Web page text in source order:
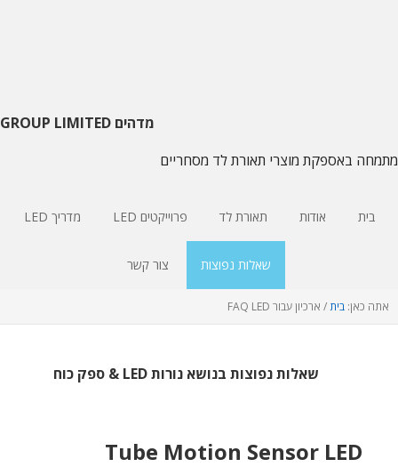
מדהים GROUP LIMITED
מתמחה באספקת מוצרי תאורת לד מסחריים
בית אודות תאורת לד פרוייקטים LED מדריך LED
שאלות נפוצות צור קשר
אתה כאן: בית/ ארכיון עבור FAQ LED
שאלות נפוצות בנושא נורות LED & ספק כוח
Tube Motion Sensor LED